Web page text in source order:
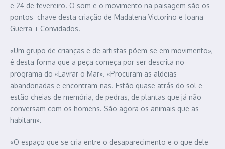
e 24 de fevereiro. O som e o movimento na paisagem são os
pontos chave desta criação de Madalena Victorino e Joana
Guerra + Convidados.
«Um grupo de crianças e de artistas põem-se em movimento»,
é desta forma que a peça começa por ser descrita no
programa do «Lavrar o Mar». «Procuram as aldeias
abandonadas e encontram-nas. Estão quase atrás do sol e
estão cheias de memória, de pedras, de plantas que já não
conversam com os homens. São agora os animais que as
habitam».
«O espaço que se cria entre o desaparecimento e o que dele